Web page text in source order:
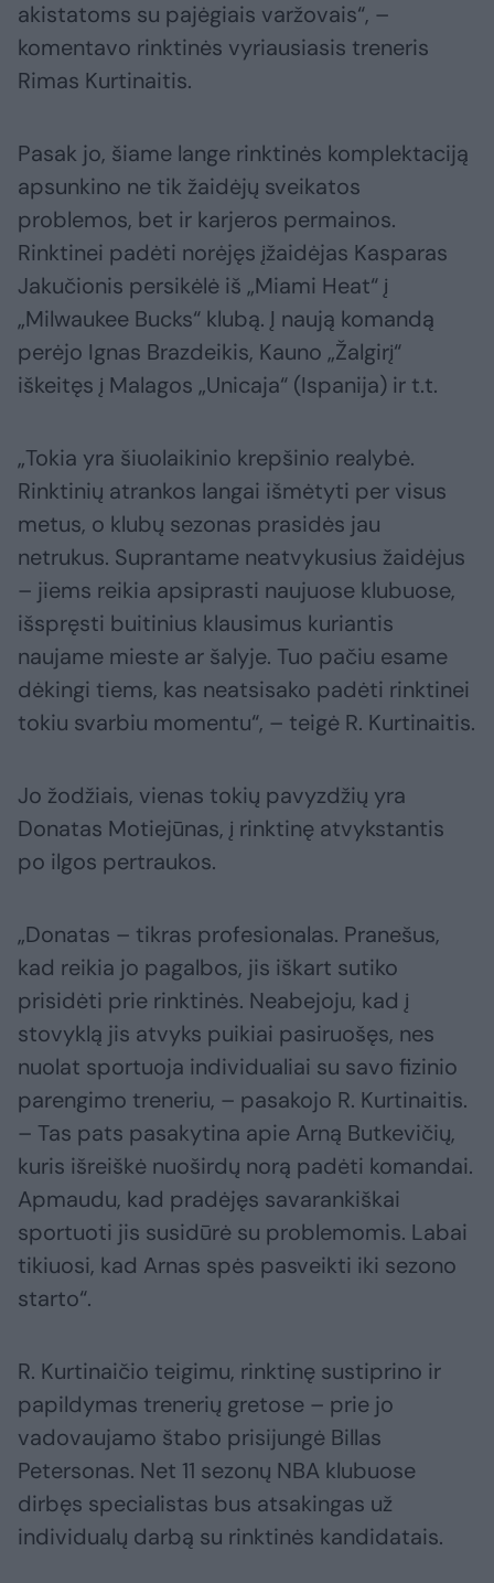
akistatoms su pajėgiais varžovais“, –
komentavo rinktinės vyriausiasis treneris
Rimas Kurtinaitis.
Pasak jo, šiame lange rinktinės komplektaciją
apsunkino ne tik žaidėjų sveikatos
problemos, bet ir karjeros permainos.
Rinktinei padėti norėjęs įžaidėjas Kasparas
Jakučionis persikėlė iš „Miami Heat“ į
„Milwaukee Bucks“ klubą. Į naują komandą
perėjo Ignas Brazdeikis, Kauno „Žalgirį“
iškeitęs į Malagos „Unicaja“ (Ispanija) ir t.t.
„Tokia yra šiuolaikinio krepšinio realybė.
Rinktinių atrankos langai išmėtyti per visus
metus, o klubų sezonas prasidės jau
netrukus. Suprantame neatvykusius žaidėjus
– jiems reikia apsiprasti naujuose klubuose,
išspręsti buitinius klausimus kuriantis
naujame mieste ar šalyje. Tuo pačiu esame
dėkingi tiems, kas neatsisako padėti rinktinei
tokiu svarbiu momentu“, – teigė R. Kurtinaitis.
Jo žodžiais, vienas tokių pavyzdžių yra
Donatas Motiejūnas, į rinktinę atvykstantis
po ilgos pertraukos.
„Donatas – tikras profesionalas. Pranešus,
kad reikia jo pagalbos, jis iškart sutiko
prisidėti prie rinktinės. Neabejoju, kad į
stovyklą jis atvyks puikiai pasiruošęs, nes
nuolat sportuoja individualiai su savo fizinio
parengimo treneriu, – pasakojo R. Kurtinaitis.
– Tas pats pasakytina apie Arną Butkevičių,
kuris išreiškė nuoširdų norą padėti komandai.
Apmaudu, kad pradėjęs savarankiškai
sportuoti jis susidūrė su problemomis. Labai
tikiuosi, kad Arnas spės pasveikti iki sezono
starto“.
R. Kurtinaičio teigimu, rinktinę sustiprino ir
papildymas trenerių gretose – prie jo
vadovaujamo štabo prisijungė Billas
Petersonas. Net 11 sezonų NBA klubuose
dirbęs specialistas bus atsakingas už
individualų darbą su rinktinės kandidatais.